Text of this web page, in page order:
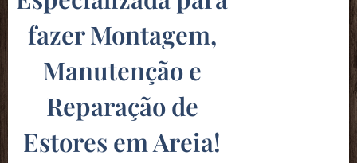
fazer Montagem,
Manutenção e
Reparação de
Estores em Areia!